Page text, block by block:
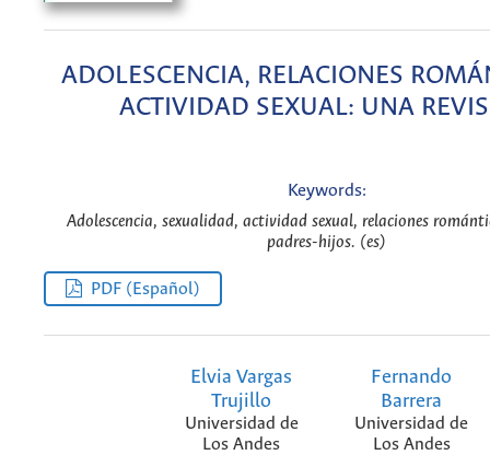
ADOLESCENCIA, RELACIONES
ACTIVIDAD SEXUAL: UNA
Keywords:
Adolescencia, sexualidad, actividad sexual, relaciones
padres-hijos. (es)
PDF (Español)
Elvia Vargas
Trujillo
Universidad de
Los Andes
Fernando
Barrera
Universidad de
Los Andes